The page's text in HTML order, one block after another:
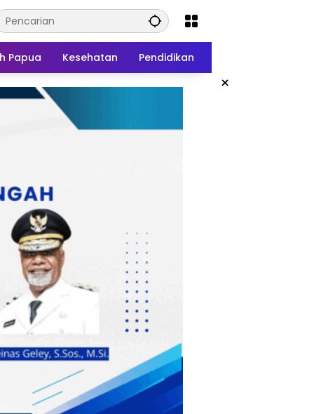
Papua Kesehatan Pendidikan
×